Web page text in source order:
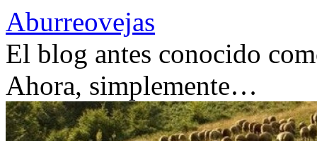
Saltar
al
contenido
Aburreovejas
El blog antes conocido
Ahora, simplemente…